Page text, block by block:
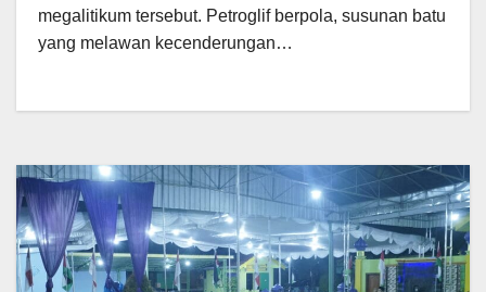
megalitikum tersebut. Petroglif berpola, susunan batu
yang melawan kecenderungan…